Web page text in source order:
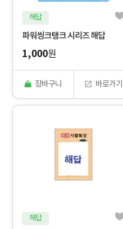
해답
파워씽크탱크 시리즈 해답
1,000원
장바구니 바로가기
해답